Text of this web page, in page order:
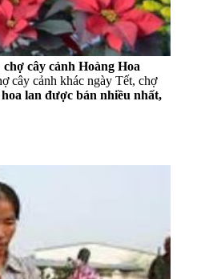
chợ cây cảnh Hoàng Hoa
cây cảnh khác ngày Tết, chợ
lan được bán nhiều nhất,